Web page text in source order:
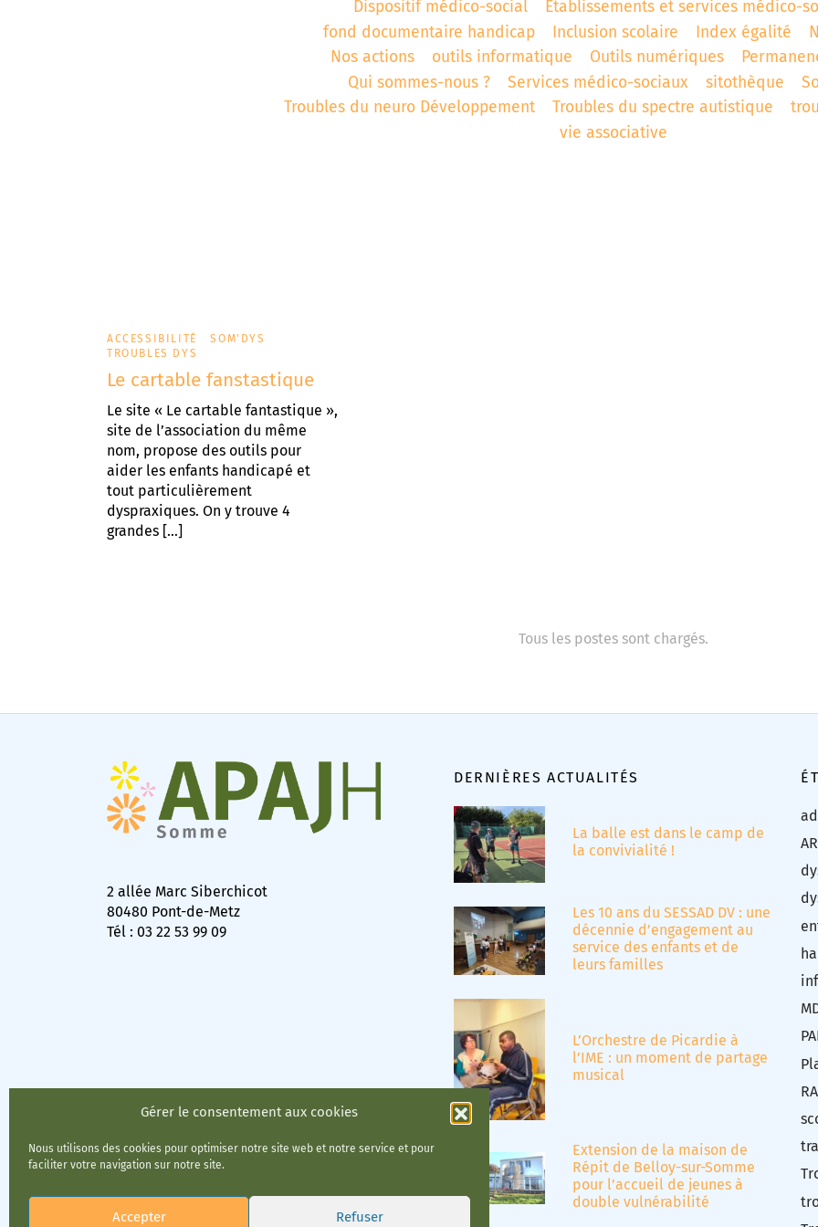
Gérer le consentement aux cookies
Nous utilisons des cookies pour optimiser notre site web et notre service et pour
faciliter votre navigation sur notre site.
Accepter Refuser
Dispositif médico-social
Établissements et services médico-
fond documentaire handicap
Inclusion scolaire Index égalité
Nos actions
outils informatique Outils numériques
Qui sommes-nous ?
Services médico-sociaux sitothèque
Troubles du neuro Développement
Troubles du spectre autistique
vie associative
ACCESSIBILITÉ
SOM'DYS
TROUBLES DYS
Le cartable fanstastique
Le site « Le cartable fantastique »,
site de l’association du même
nom, propose des outils pour
aider les enfants handicapé et
tout particulièrement
dyspraxiques. On y trouve 4
grandes […]
Tous les postes sont chargés.
2 allée Marc Siberchicot
80480 Pont-de-Metz
Tél : 03 22 53 99 09
DERNIÈRES ACTUALITÉS
La balle est dans le camp de
la convivialité !
Les 10 ans du SESSAD DV : une
décennie d’engagement au
service des enfants et de
leurs familles
L’Orchestre de Picardie à
l’IME : un moment de partage
musical
Extension de la maison de
Répit de Belloy-sur-Somme
pour l’accueil de jeunes à
double vulnérabilité